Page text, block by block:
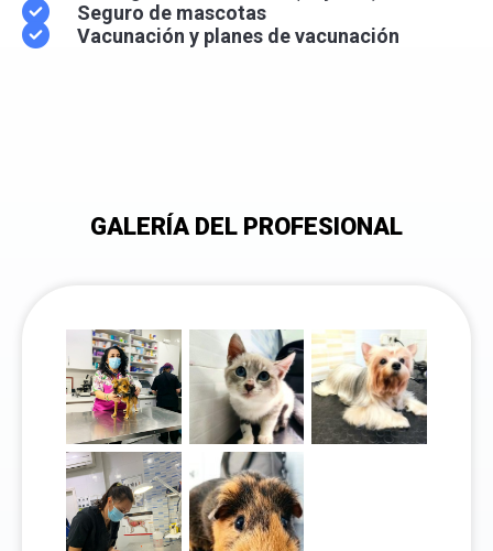
Seguro de mascotas
Vacunación y planes de vacunación
GALERÍA DEL PROFESIONAL